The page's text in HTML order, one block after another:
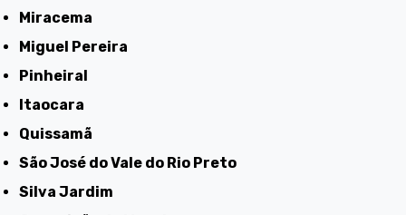
Miracema
Miguel Pereira
Pinheiral
Itaocara
Quissamã
São José do Vale do Rio Preto
Silva Jardim